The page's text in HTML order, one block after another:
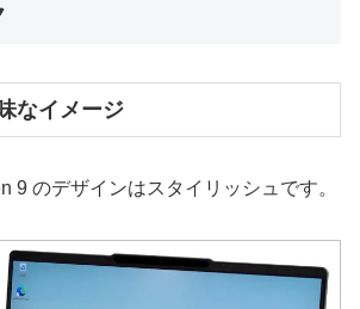
なイメージ
9 のデザインはスタイリッシュです。